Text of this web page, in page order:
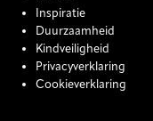
Inspiratie
Duurzaamheid
Kindveiligheid
Privacyverklaring
Cookieverklaring